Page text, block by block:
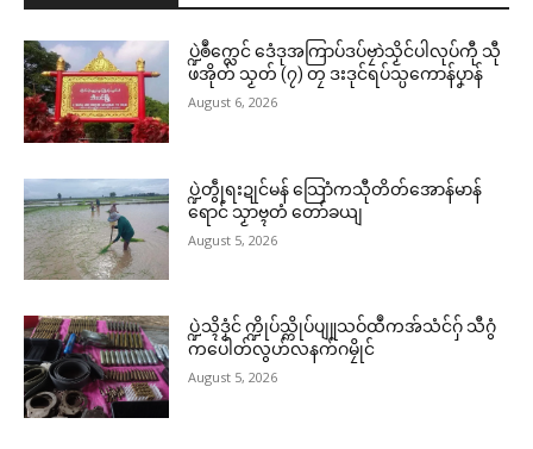
ပ္ဍဲၜဳက္လေင် ဒေံဒုအကြာပ်ဒပ်ဗၠာဲသၟိင်ပါလုပ်ကီု သီု
ဖအိုတ် သၟတ် (၇) တၠ ဒးဒုင်ရပ်သ္ပကောန်ပၞာန်
August 6, 2026
ပ္ဍဲတွဵုရးဍုင်မန် သြောံကသီုတိတ်အောန်မာန်
ရောင် သၟာဗ္ၚတံ တော်ခယျ
August 5, 2026
ပ္ဍဲသ္ၚိဒၟံင် က္ဍိုပ်သ္ကိုပ်ပျူသဝ်ထဳကအ်သံင်ဂှ် သီဂွံ
ကပေါတ်လွဟ်လနက်ဂမၠိုင်
August 5, 2026